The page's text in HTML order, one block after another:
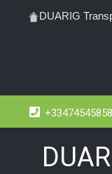
DUARIG
+33474545858